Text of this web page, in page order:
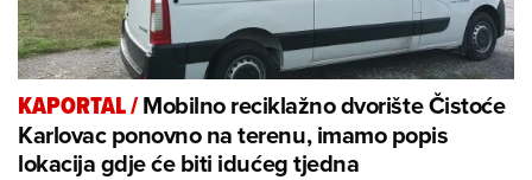
KAPORTAL/Mobilno reciklažno dvorište Čistoće
Karlovac ponovno na terenu, imamo popis
lokacija gdje će biti idućeg tjedna